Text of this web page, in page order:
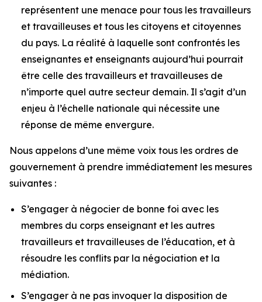
représentent une menace pour tous les travailleurs
et travailleuses et tous les citoyens et citoyennes
du pays. La réalité à laquelle sont confrontés les
enseignantes et enseignants aujourd’hui pourrait
être celle des travailleurs et travailleuses de
n’importe quel autre secteur demain. Il s’agit d’un
enjeu à l’échelle nationale qui nécessite une
réponse de même envergure.
Nous appelons d’une même voix tous les ordres de
gouvernement à prendre immédiatement les mesures
suivantes :
S’engager à négocier de bonne foi avec les
membres du corps enseignant et les autres
travailleurs et travailleuses de l’éducation, et à
résoudre les conflits par la négociation et la
médiation.
S’engager à ne pas invoquer la disposition de